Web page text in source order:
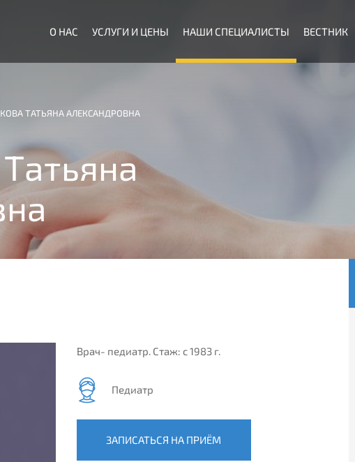
О НАС УСЛУГИ И ЦЕНЫ НАШИ СПЕЦИАЛИСТЫ ВЕСТНИК
ТАТЬЯНА АЛЕКСАНДРОВНА
Врач- педиатр. Стаж: с 1983 г.
Педиатр
ЗАПИСАТЬСЯ НА ПРИЁМ